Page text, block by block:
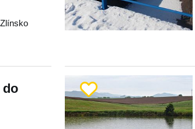
Zlínsko
do